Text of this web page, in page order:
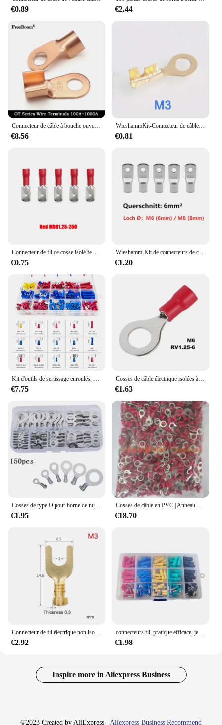
€0.89 €2.44
€8.56
WieshammKit-Connecteur de câble LDPWire non isolé, cosses en cuivre, cosses à anneau, CriAJpolitics, M3, figurine, M5, M6, M8, M10, bricolage, 100 pièces
€0.81
€0.75
Wieshamm-Kit de connecteurs de câble de soudage de fil de batterie, cosses en cuivre étamé, anneaux CriAJpolitics, 4-25mm, 100 pièces, 50 pièces, 25 pièces, 10 pièces
€1.20
Kit d'outils de sertissage enroulés, connecteur de câble isolé, jeu de fourches à anneau, cosses à anneau, fil électrique, assressenti, bêche politiquement
€7.75
Cosses de câble électrique isolées à anneau rouge, connecteurs de fil, bornes à sertir, RV1.25, M3 figuré, M5, M6, M8, 22-16AWG, 100 pièces, 50 pièces, 10 pièces
€1.63
Cosses de type O pour borne de nuit DJ431, connecteur Cold-PMurcia, câblage à languette en cuivre, ensemble de 150 pièces
€1.95
Cosses de câble en PVC | Anneau circulaire, boucles rondes, tuyaux électriques, terminaux électriques, bloc de soudure, manchon isolé 1000 pièces/lot
€18.70
Connecteur de fil électrique non isolé de type U, cosse à fourche en laiton, borne de terre à sertir, M3 figuré, M5, M6, 100-0.5mm, 2.5-3.2mm, 6.2 pièces
€2.92
connecteurs fil, pratique efficace, jeu bornes fil, cosses câble rondes pour voiture, 120
€1.98
Inspire more in Aliexpress Business
©2023 Created by AliExpress - Aliexpress Business Recommend